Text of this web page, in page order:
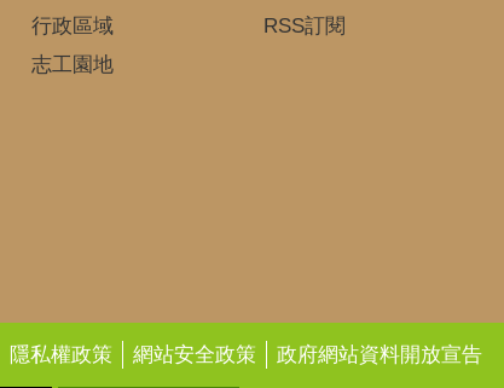
行政區域
志工園地
RSS訂閱
隱私權政策 網站安全政策 政府網站資料開放宣告